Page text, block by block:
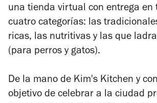
una tienda virtual con entrega en
cuatro categorías: las
ricas, las nutritivas y las que
(para perros y gatos).
De la mano de Kim's Kitchen y
objetivo de celebrar a la ciudad